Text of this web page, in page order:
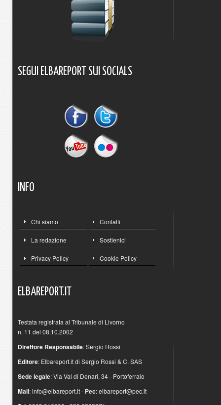
SEGUI ELBAREPORT SUI SOCIALS
INFO
Chi siamo Contatti
La redazione Sostienici
Privacy Policy Cookie Policy
ELBAREPORT.IT
Testata registrata al Tribunale di Livorno
n. 11 del 08.10.2002
Direttore Responsabile: Sergio Rossi
Editore: Elbareport.it di Sergio Rossi & C. SAS
Sede legale: Via Val di Denari, 34 - Portoferraio
Mail:info@elbareport.it- Pec:elbareport@pec.it